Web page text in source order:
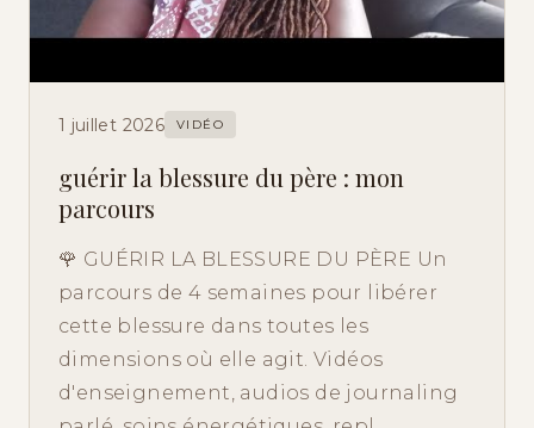
1 juillet 2026 VIDÉO
guérir la blessure du père : mon
parcours
🌹 GUÉRIR LA BLESSURE DU PÈRE Un
parcours de 4 semaines pour libérer
cette blessure dans toutes les
dimensions où elle agit. Vidéos
d'enseignement, audios de journaling